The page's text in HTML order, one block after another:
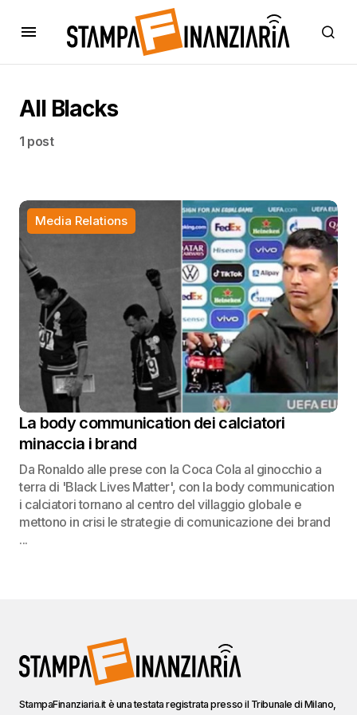
All Blacks
1 post
Media Relations
La body communication dei calciatori
minaccia i brand
Da Ronaldo alle prese con la Coca Cola al ginocchio a
terra di 'Black Lives Matter', con la body communication
i calciatori tornano al centro del villaggio globale e
mettono in crisi le strategie di comunicazione dei brand
...
StampaFinanziaria.it è una testata registrata presso il Tribunale di Milano,